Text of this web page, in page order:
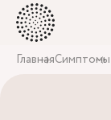
ГлавнаяСимптомы